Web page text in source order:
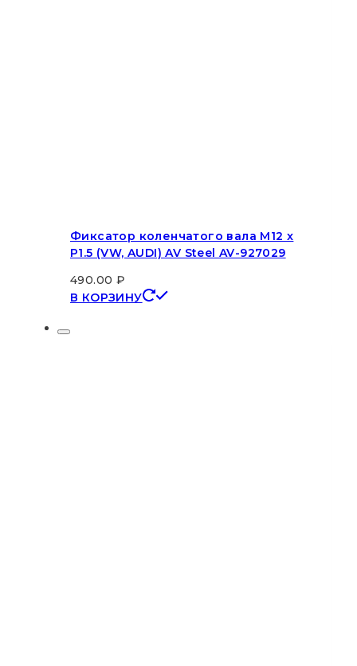
Фиксатор коленчатого вала M12 x
P1.5 (VW, AUDI) AV Steel AV-927029
490.00 ₽
В КОРЗИНУ